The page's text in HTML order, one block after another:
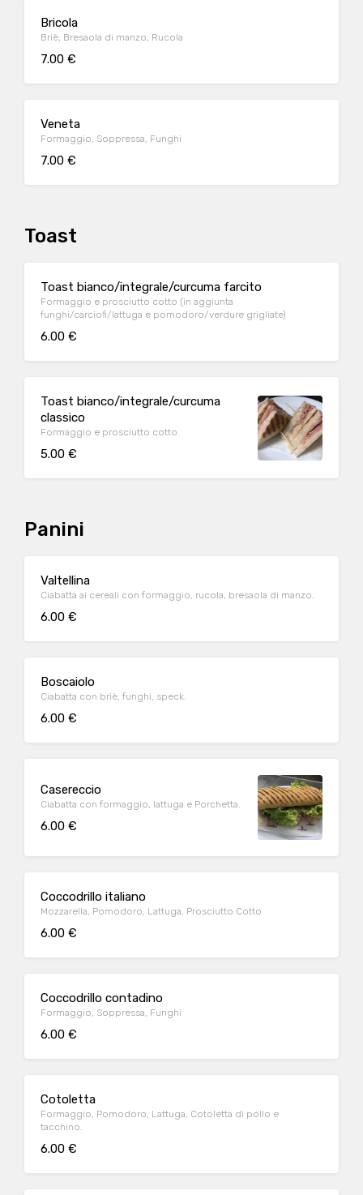
Bricola
Briè, Bresaola di manzo, Rucola
7.00 €
Veneta
Formaggio, Soppressa, Funghi
7.00 €
Toast
Toast bianco/integrale/curcuma farcito
Formaggio e prosciutto cotto (in aggiunta
funghi/carciofi/lattuga e pomodoro/verdure grigliate)
6.00 €
Toast bianco/integrale/curcuma
classico
Formaggio e prosciutto cotto
5.00 €
Panini
Valtellina
Ciabatta ai cereali con formaggio, rucola, bresaola di manzo.
6.00 €
Boscaiolo
Ciabatta con briè, funghi, speck.
6.00 €
Casereccio
Ciabatta con formaggio, lattuga e Porchetta.
6.00 €
Coccodrillo italiano
Mozzarella, Pomodoro, Lattuga, Prosciutto Cotto
6.00 €
Coccodrillo contadino
Formaggio, Soppressa, Funghi
6.00 €
Cotoletta
Formaggio, Pomodoro, Lattuga, Cotoletta di pollo e
tacchino.
6.00 €